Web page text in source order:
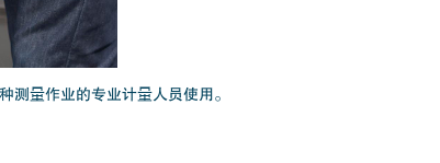
测量作业的专业计量人员使用。